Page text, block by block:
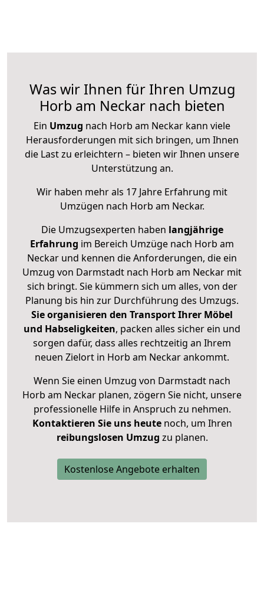
Was wir Ihnen für Ihren Umzug
Horb am Neckar nach bieten
Ein Umzug nach Horb am Neckar kann viele
Herausforderungen mit sich bringen, um Ihnen
die Last zu erleichtern – bieten wir Ihnen unsere
Unterstützung an.
Wir haben mehr als 17 Jahre Erfahrung mit
Umzügen nach Horb am Neckar.
Die Umzugsexperten haben langjährige
Erfahrung im Bereich Umzüge nach Horb am
Neckar und kennen die Anforderungen, die ein
Umzug von Darmstadt nach Horb am Neckar mit
sich bringt. Sie kümmern sich um alles, von der
Planung bis hin zur Durchführung des Umzugs.
Sie organisieren den Transport Ihrer Möbel
und Habseligkeiten, packen alles sicher ein und
sorgen dafür, dass alles rechtzeitig an Ihrem
neuen Zielort in Horb am Neckar ankommt.
Wenn Sie einen Umzug von Darmstadt nach
Horb am Neckar planen, zögern Sie nicht, unsere
professionelle Hilfe in Anspruch zu nehmen.
Kontaktieren Sie uns heutenoch, um Ihren
reibungslosen Umzug zu planen.
Kostenlose Angebote erhalten